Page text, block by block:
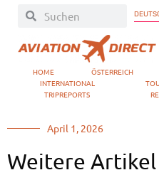
HOME ÖSTERREICH
INTERNATIONAL
TRIPREPORTS
April 1, 2026
Weitere